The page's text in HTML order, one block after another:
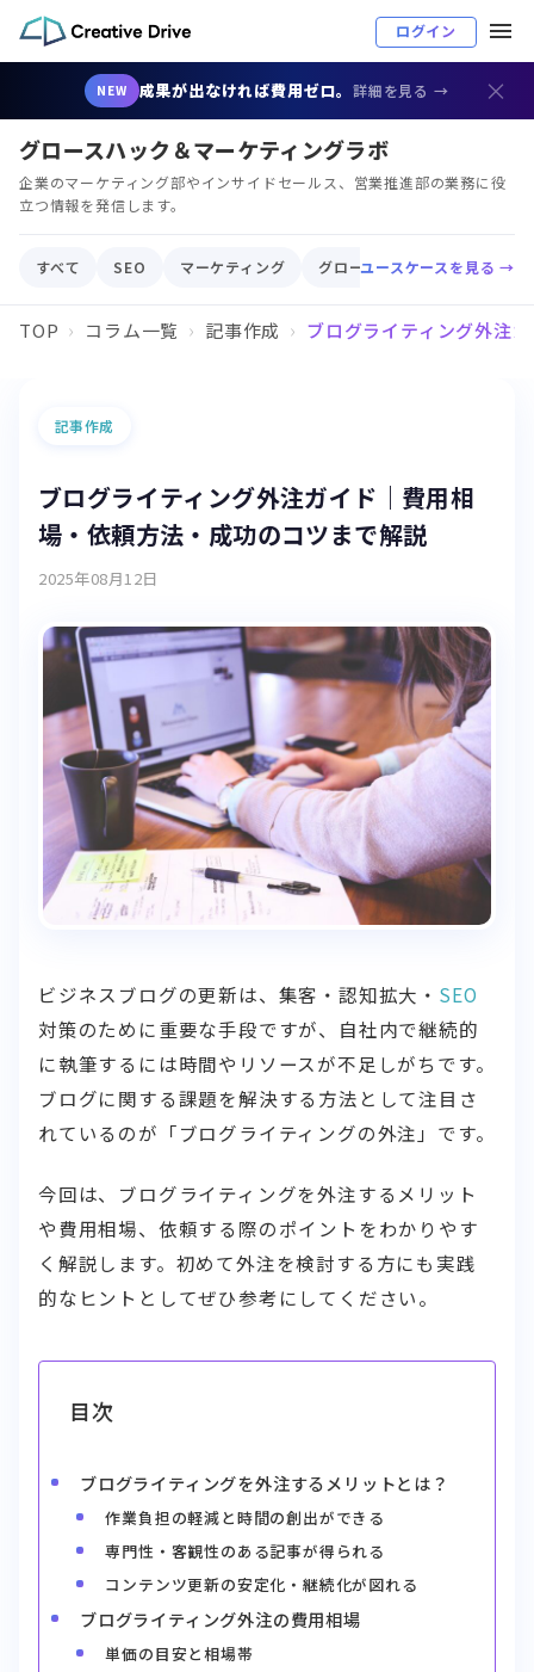
NEW 成果が出なければ費用ゼロ。詳細を見る → ×
ログイン
グロースハック＆マーケティングラボ
企業のマーケティング部やインサイドセールス、営業推進部の業務に役
立つ情報を発信します。
すべて SEO マーケティング グロースハック 顧客育成
ユースケースを見る →
TOP コラム一覧 記事作成 ブログライティング外注
記事作成
ブログライティング外注ガイド｜費用相
場・依頼方法・成功のコツまで解説
2025年08月12日
ビジネスブログの更新は、集客・認知拡大・ SEO
対策のために重要な手段ですが、自社内で継続的
に執筆するには時間やリソースが不足しがちです。
ブログに関する課題を解決する方法として注目さ
れているのが「ブログライティングの外注」です。
今回は、ブログライティングを外注するメリット
や費用相場、依頼する際のポイントをわかりやす
く解説します。初めて外注を検討する方にも実践
的なヒントとしてぜひ参考にしてください。
目次
ブログライティングを外注するメリットとは？
作業負担の軽減と時間の創出ができる
専門性・客観性のある記事が得られる
コンテンツ更新の安定化・継続化が図れる
ブログライティング外注の費用相場
単価の目安と相場帯